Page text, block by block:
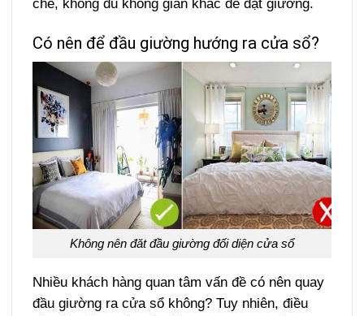
chế, không đủ không gian khác để đặt giường.
Có nên để đầu giường hướng ra cửa sổ?
Không nên đăt đầu giường đối diện cửa sổ
Nhiều khách hàng quan tâm vấn đề có nên quay
đầu giường ra cửa sổ không? Tuy nhiên, điều